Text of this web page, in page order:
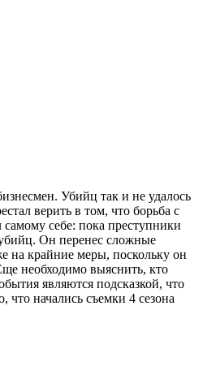
Убийц так и не удалось
верить в том, что борьба с
себе: пока преступники
Он перенес сложные
на крайние меры, поскольку он
необходимо выяснить, кто
являются подсказкой, что
начались съемки 4 сезона